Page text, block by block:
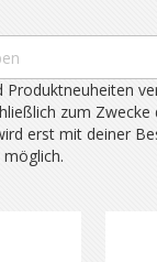
zum
erst mit deiner